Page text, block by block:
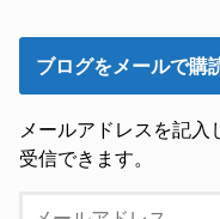
ブログをメールで購
メールアドレスを記
受信できます。